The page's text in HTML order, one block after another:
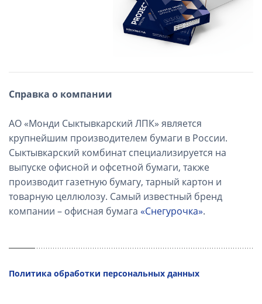
Справка о компании
АО «Монди Сыктывкарский ЛПК» является
крупнейшим производителем бумаги в России.
Сыктывкарский комбинат специализируется на
выпуске офисной и офсетной бумаги, также
производит газетную бумагу, тарный картон и
товарную целлюлозу. Самый известный бренд
компании – офисная бумага «Снегурочка».
Политика обработки персональных данных